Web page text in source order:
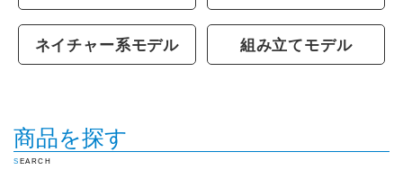
ネイチャー系モデル 組み立てモデル
商品を探す
SEARCH